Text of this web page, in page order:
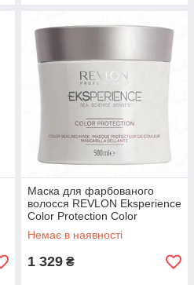
Маска для фарбованого
волосся REVLON Eksperience
Color Protection Color
Maintenance Mask 500 мл
Немає в наявності
1 329 ₴